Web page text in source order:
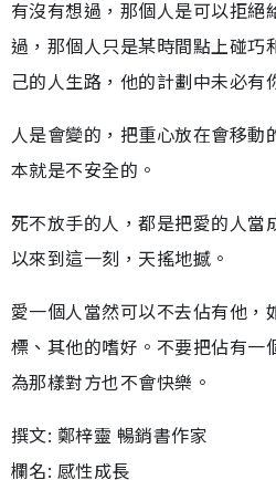
有沒有想過，那個人是可以拒絕
過，那個人只是某時間點上碰巧
己的人生路，他的計劃中未必有
人是會變的，把重心放在會移動
本就是不安全的。
死不放手的人，都是把愛的人當
以來到這一刻，天搖地撼。
愛一個人當然可以不去佔有他，
標、其他的嗜好。不要把佔有一
為那樣對方也不會快樂。
撰文: 鄭梓靈 暢銷書作家
欄名: 感性成長